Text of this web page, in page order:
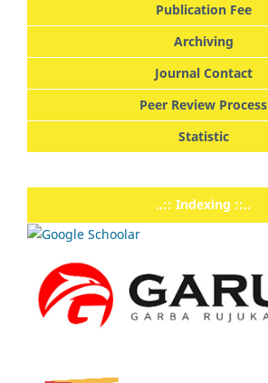
Publication Fee
Archiving
Journal Contact
Peer Review Process
Statistic
..:: Indexing ::..